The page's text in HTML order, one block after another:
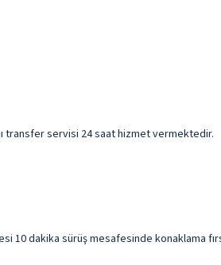
transfer servisi 24 saat hizmet vermektedir.
10 dakika sürüş mesafesinde konaklama